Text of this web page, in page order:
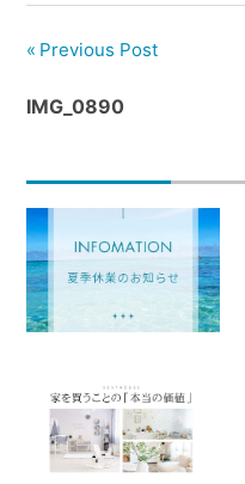
密
着
HOUSE
Previous Post
IMG_0890